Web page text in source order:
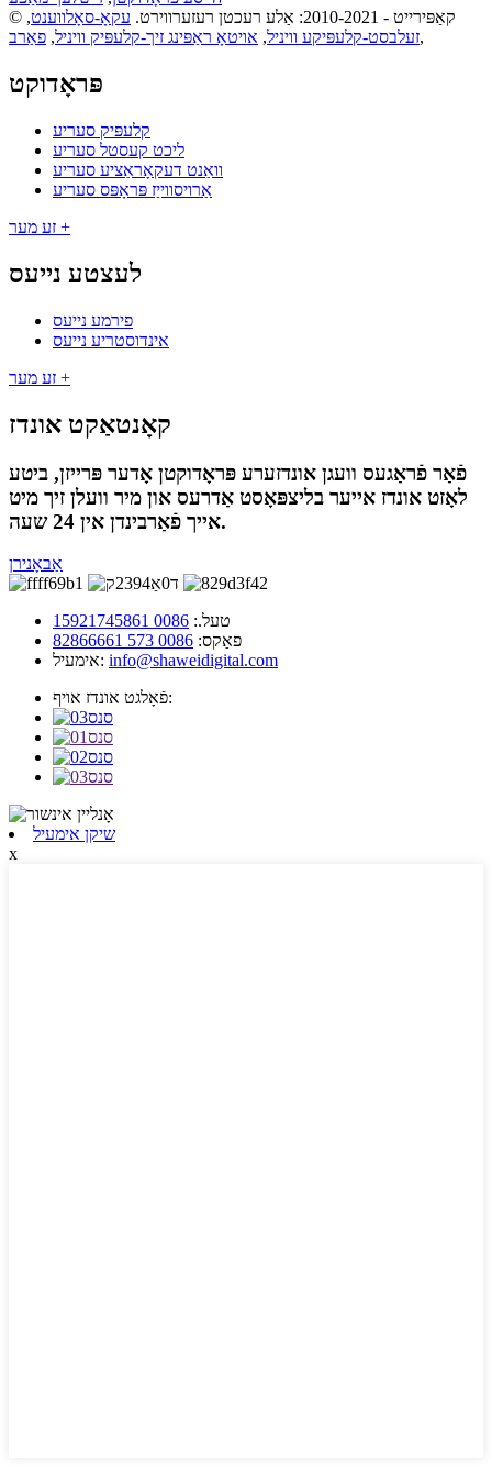
© קאַפּירייט - 2010-2021: אַלע רעכטן רעזערווירט.
עקאָ-סאָלווענט,
זעלבסט-קלעפּיקע וויניל, אויטאָ ראַפּינג זיך-קלעפּיק וויניל, פאַרב ,
פּראָדוקט
קלעפּיק סעריע
ליכט קעסטל סעריע
וואַנט דעקאָראַציע סעריע
אַרויסווייַז פּראָפּס סעריע
זע מער +
לעצטע נייעס
פירמע נייעס
אינדוסטריע נייעס
זע מער +
קאָנטאַקט אונדז
פֿאַר פֿראַגעס וועגן אונדזערע פּראָדוקטן אָדער פּרייזן, ביטע
לאָזט אונדז אייער בליצפּאָסט אַדרעס און מיר וועלן זיך מיט
אייך פֿאַרבינדן אין 24 שעה.
אַבאָנירן
טעל.: 0086 15921745861
פאַקס: 0086 573 82866661
אימעיל: info@shaweidigital.com
פֿאָלגט אונדז אויף:
שיקן אימעיל
x